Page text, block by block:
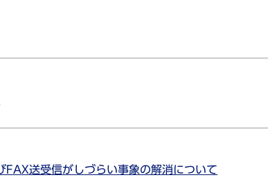
FAX送受信がしづらい事象の解消について